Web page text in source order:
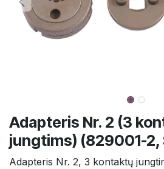
Adapteris Nr. 2 (3
jungtims) (829001-2,
Adapteris Nr. 2, 3 kontaktų